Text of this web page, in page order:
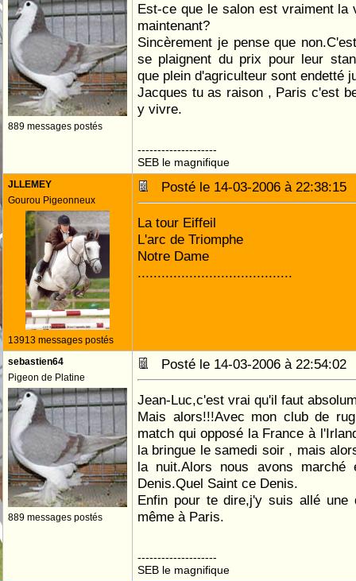
889 messages postés
Est-ce que le salon est vraiment la
maintenant?
Sincèrement je pense que
se plaignent du prix pour leur
que plein d'agriculteur sont endetté
Jacques tu as raison , Paris c'est
y vivre.
--------------------
SEB le magnifique
JLLEMEY
Gourou Pigeonneux
13913 messages postés
Posté le 14-03-2006 à
La tour Eiffeil
L'arc de Triomphe
Notre Dame
.......................................
sebastien64
Pigeon de Platine
889 messages postés
Posté le 14-03-2006 à
Jean-Luc,c'est vrai qu'il faut
Mais alors!!!Avec mon club de
match qui opposé la France à
la bringue le samedi soir , mais
la nuit.Alors nous avons
Denis.Quel Saint ce Denis.
Enfin pour te dire,j'y suis allé une
même à Paris.
--------------------
SEB le magnifique